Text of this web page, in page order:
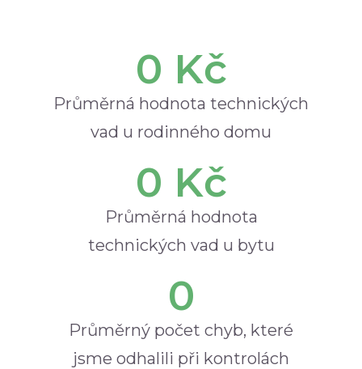
0 Kč
Průměrná hodnota technických
vad u rodinného domu
0 Kč
Průměrná hodnota
technických vad u bytu
0
Průměrný počet chyb, které
jsme odhalili při kontrolách